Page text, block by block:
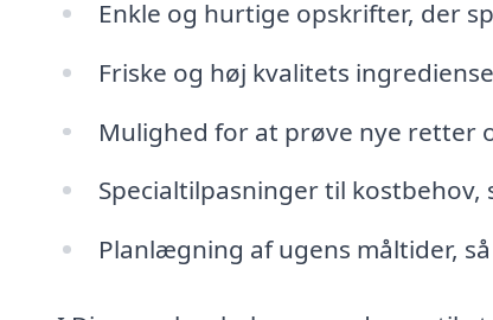
Enkle og hurtige opskrifter, der
Friske og høj kvalitets
Mulighed for at prøve nye retter
Specialtilpasninger til
Planlægning af ugens måltider,